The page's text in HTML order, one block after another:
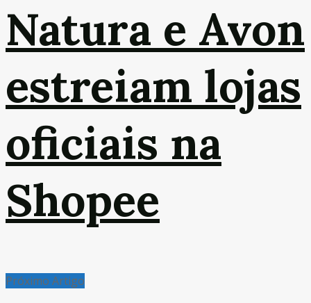
Natura e Avon
estreiam lojas
oficiais na
Shopee
Próximo Artigo